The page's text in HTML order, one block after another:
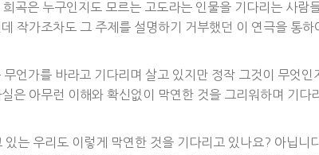
곡은 누구인지도 모르는 고도라는 인물을 기다리는 사람
작가조차도 그 주제를 설명하기 거부했던 이 연극을 통하
언가를 바라고 기다리며 살고 있지만 정작 그것이 무엇
은 아무런 이해와 확신없이 막연한 것을 그리워하며 기다
는 우리도 이렇게 막연한 것을 기다리고 있나요? 아닙니